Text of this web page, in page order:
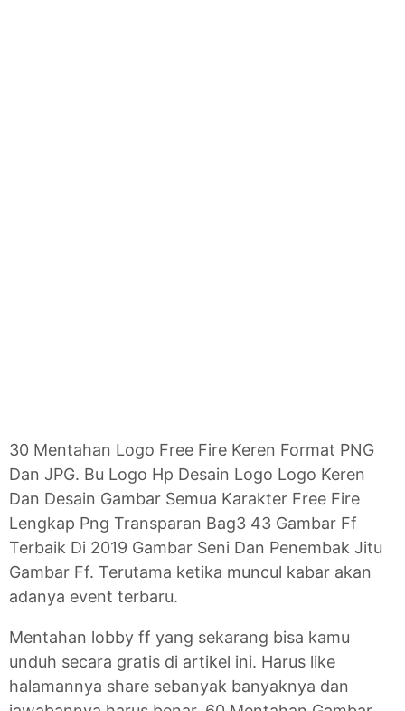
30 Mentahan Logo Free Fire Keren Format PNG
Dan JPG. Bu Logo Hp Desain Logo Logo Keren
Dan Desain Gambar Semua Karakter Free Fire
Lengkap Png Transparan Bag3 43 Gambar Ff
Terbaik Di 2019 Gambar Seni Dan Penembak Jitu
Gambar Ff. Terutama ketika muncul kabar akan
adanya event terbaru.
Mentahan lobby ff yang sekarang bisa kamu
unduh secara gratis di artikel ini. Harus like
halamannya share sebanyak banyaknya dan